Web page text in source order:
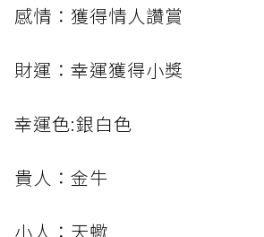
感情：獲得情人讚賞
財運：幸運獲得小獎
幸運色:銀白色
貴人：金牛
小人：天蠍